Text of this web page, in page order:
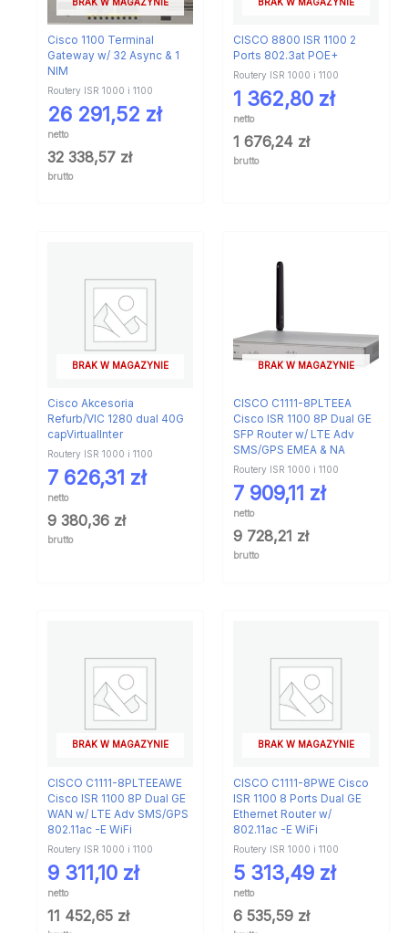
Cisco 1100 Terminal
Gateway w/ 32 Async & 1
NIM
Routery ISR 1000 i 1100
26 291,52 zł
netto
32 338,57 zł
brutto
CISCO 8800 ISR 1100 2
Ports 802.3at POE+
Routery ISR 1000 i 1100
1 362,80 zł
netto
1 676,24 zł
brutto
BRAK W MAGAZYNIE
Cisco Akcesoria
Refurb/VIC 1280 dual 40G
capVirtualInter
Routery ISR 1000 i 1100
7 626,31 zł
netto
9 380,36 zł
brutto
BRAK W MAGAZYNIE
CISCO C1111-8PLTEEA
Cisco ISR 1100 8P Dual GE
SFP Router w/ LTE Adv
SMS/GPS EMEA & NA
Routery ISR 1000 i 1100
7 909,11 zł
netto
9 728,21 zł
brutto
BRAK W MAGAZYNIE
CISCO C1111-8PLTEEAWE
Cisco ISR 1100 8P Dual GE
WAN w/ LTE Adv SMS/GPS
802.11ac -E WiFi
Routery ISR 1000 i 1100
9 311,10 zł
netto
11 452,65 zł
BRAK W MAGAZYNIE
CISCO C1111-8PWE Cisco
ISR 1100 8 Ports Dual GE
Ethernet Router w/
802.11ac -E WiFi
Routery ISR 1000 i 1100
5 313,49 zł
netto
6 535,59 zł